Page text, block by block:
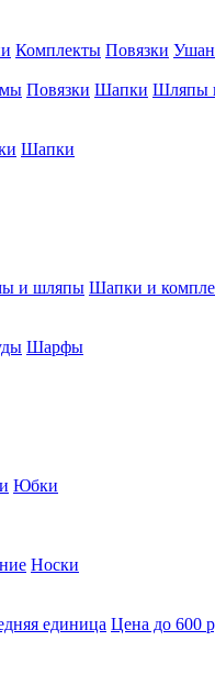
Комплекты Повязки
Повязки Шапки Шляпы
Шапки
и шляпы Шапки и
Шарфы
Юбки
Носки
единица Цена до 600